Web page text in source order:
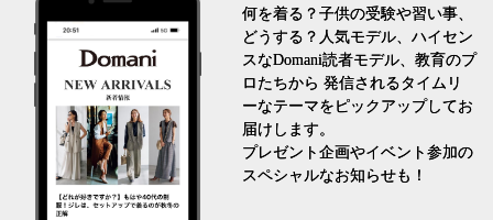
何を着る？子供の受験や習い事、
どうする？人気モデル、ハイセン
スなDomani読者モデル、教育のプ
ロたちから 発信されるタイムリ
ーなテーマをピックアップしてお
届けします。
プレゼント企画やイベント参加の
スペシャルなお知らせも！